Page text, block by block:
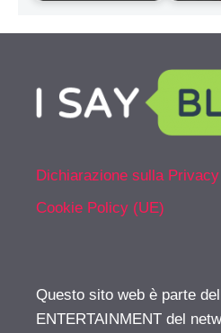
Dichiarazione sulla
Cookie Policy (UE)
Questo sito web è parte
ENTERTAINMENT del